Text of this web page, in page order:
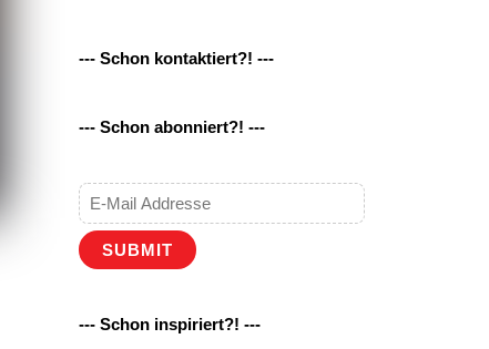
--- Schon kontaktiert?! ---
--- Schon abonniert?! ---
SUBMIT
--- Schon inspiriert?! ---